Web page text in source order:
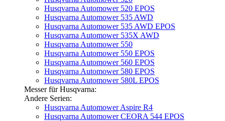
Husqvarna Automower 520 EPOS
Husqvarna Automower 535 AWD
Husqvarna Automower 535 AWD EPOS
Husqvarna Automower 535X AWD
Husqvarna Automower 550
Husqvarna Automower 550 EPOS
Husqvarna Automower 560 EPOS
Husqvarna Automower 580 EPOS
Husqvarna Automower 580L EPOS
Messer für Husqvarna:
Andere Serien:
Husqvarna Automower Aspire R4
Husqvarna Automower CEORA 544 EPOS